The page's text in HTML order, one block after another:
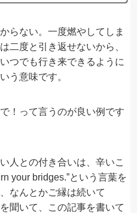
らない。一度燃やしてしま
二度と引き返せないから、
つでも行き来できるように
う意味です。
！って言うのが良い例です
人との付き合いは、辛いこ
your bridges.”という言葉を
なんとかご縁は続いて
聞いて、この記事を書いて